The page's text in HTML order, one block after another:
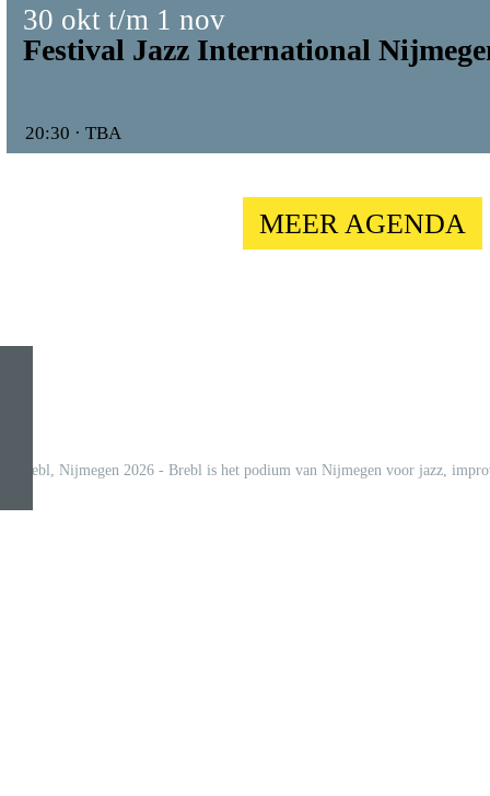
30 okt t/m 1 nov
Festival Jazz International
20:30 · TBA
MEER AGENDA
© Brebl, Nijmegen 2026 - Brebl is het podium van Nijmegen voor jazz,